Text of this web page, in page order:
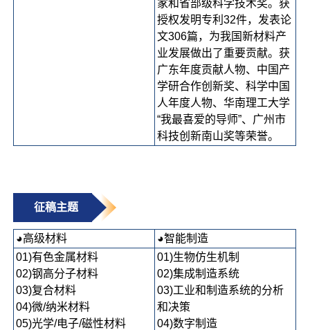
家和省部级科学技术奖。获
授权发明专利32件，发表论
文306篇，为我国新材料产
业发展做出了重要贡献。获
广东年度贡献人物、中国产
学研合作创新奖、科学中国
人年度人物、华南理工大学
“我最喜爱的导师”、广州市
科技创新南山奖等荣誉。
征稿主题
◕高级材料
◕智能制造
01)有色金属材料
02)钢高分子材料
03)复合材料
04)微/纳米材料
05)光学/电子/磁性材料
01)生物仿生机制
02)集成制造系统
03)工业和制造系统的分析
和决策
04)数字制造